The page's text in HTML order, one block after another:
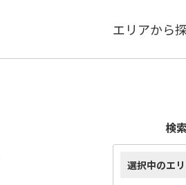
エリアから
検
選択中のエ